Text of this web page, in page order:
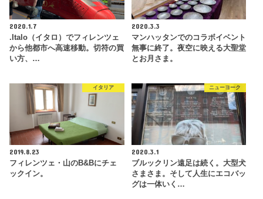
2020.1.7
.Italo（イタロ）でフィレンツェ
から他都市へ高速移動。切符の買
い方、…
2020.3.3
マンハッタンでのコラボイベント
無事に終了。夜空に映える大聖堂
とお月さま。
イタリア
2019.8.23
フィレンツェ・山のB&Bにチェ
ックイン。
ニューヨーク
2020.3.1
ブルックリン遠足は続く。大型犬
さまさま。そして人生にエコバッ
グは一体いく…